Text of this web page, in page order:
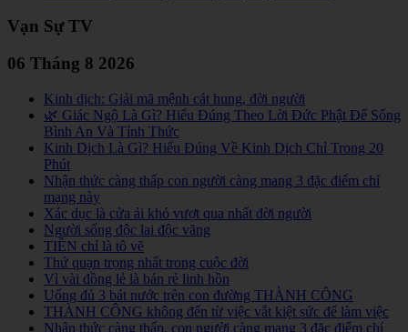
Vạn Sự TV
06 Tháng 8 2026
Kinh dịch: Giải mã mệnh cát hung, đời người
🌿 Giác Ngộ Là Gì? Hiểu Đúng Theo Lời Đức Phật Để Sống
Bình An Và Tỉnh Thức
Kinh Dịch Là Gì? Hiểu Đúng Về Kinh Dịch Chỉ Trong 20
Phút
Nhận thức càng thấp con người càng mang 3 đặc điểm chí
mạng này
Xác dục là cửa ải khó vượt qua nhất đời người
Người sống độc lai độc vãng
TIỀN chỉ là tô vẽ
Thứ quạn trọng nhất trong cuộc đời
Vì vài đồng lẻ là bán rẻ linh hồn
Uống đủ 3 bát nước trên con đường THÀNH CÔNG
THÀNH CÔNG không đến từ việc vắt kiệt sức để làm việc
Nhận thức càng thấp, con người càng mang 3 đặc điểm chí